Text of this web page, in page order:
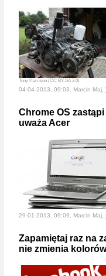
Tony Harrison (CC BY-SA 2.0)
04-04-2013, 09:03, Marcin Maj,
Chrome OS
uważa Acer
29-01-2013, 09:09, Marcin Maj,
Zapamiętaj raz na
nie zmienia kolorów